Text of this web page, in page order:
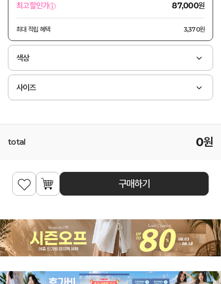
최고할인가 87,000원
최대 적립 혜택 3,370원
색상
사이즈
total 0원
구매하기